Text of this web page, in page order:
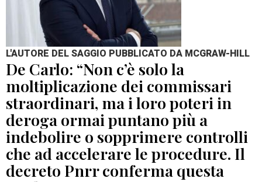
L'AUTORE DEL SAGGIO PUBBLICATO DA MCGRAW-HILL
De Carlo: “Non c’è solo la
moltiplicazione dei commissari
straordinari, ma i loro poteri in
deroga ormai puntano più a
indebolire o sopprimere controlli
che ad accelerare le procedure. Il
decreto Pnrr conferma questa